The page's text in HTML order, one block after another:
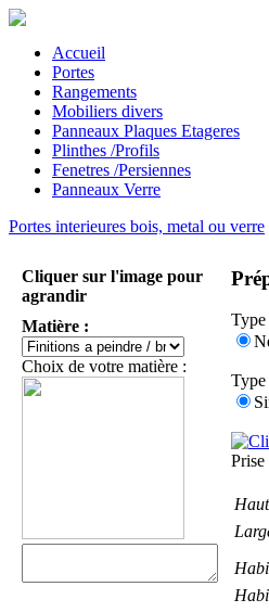
Accueil
Portes
Rangements
Mobiliers divers
Panneaux Plaques Etageres
Plinthes /Profils
Fenetres /Persiennes
Panneaux Verre
Portes interieures bois, metal ou verre
Cliquer sur l'image pour
agrandir
Matière :
Choix de votre matière :
Type
Type
Prise